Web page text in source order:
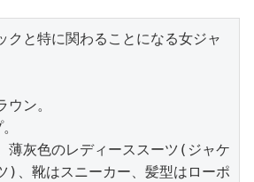
と特に関わることになる女ジャ
ン。
薄灰色のレディーススーツ(ジャケ
)、靴はスニーカー、髪型はローポ